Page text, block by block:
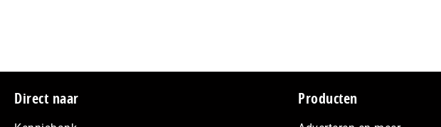
Footer
Direct naar Producten